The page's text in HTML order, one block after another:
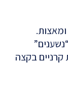
ומאצות.
בקצה